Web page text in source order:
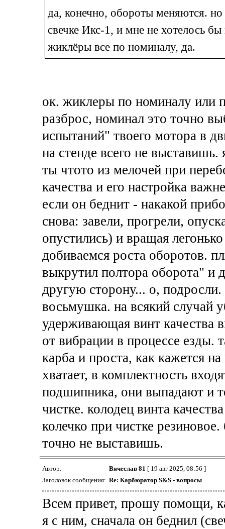
да, конечно, обороты меняются. но
свечке Икс-1, и мне не хотелось
жиклёры все по номиналу, да.
ок. жиклеры по номиналу или
разброс, номинал это точно
испытаний" твоего мотора в
на стенде всего не
ты чтото из мелочей при
качества и его настройка
если он беднит - накакой
снова: завели, прогрели,
опустились) и вращая
добиваемся роста оборотов.
выкрутил полтора оборота" и
другую сторону... о,
восьмушка. на всякий случай
удерживающая винт качества
от вибрации в процессе езды.
карба и проста, как кажется
хватает, в комплектность
подшипника, они выпадают и
чистке. колодец винта
колечко при чистке
точно не выставишь.
Автор: Вячеслав 81 [ 19 авг 2025, 08:56 ]
Заголовок сообщения: Re: Карбюратор S&S - вопросы
Всем привет, прошу помощи,
я с ним, сначала он беднил